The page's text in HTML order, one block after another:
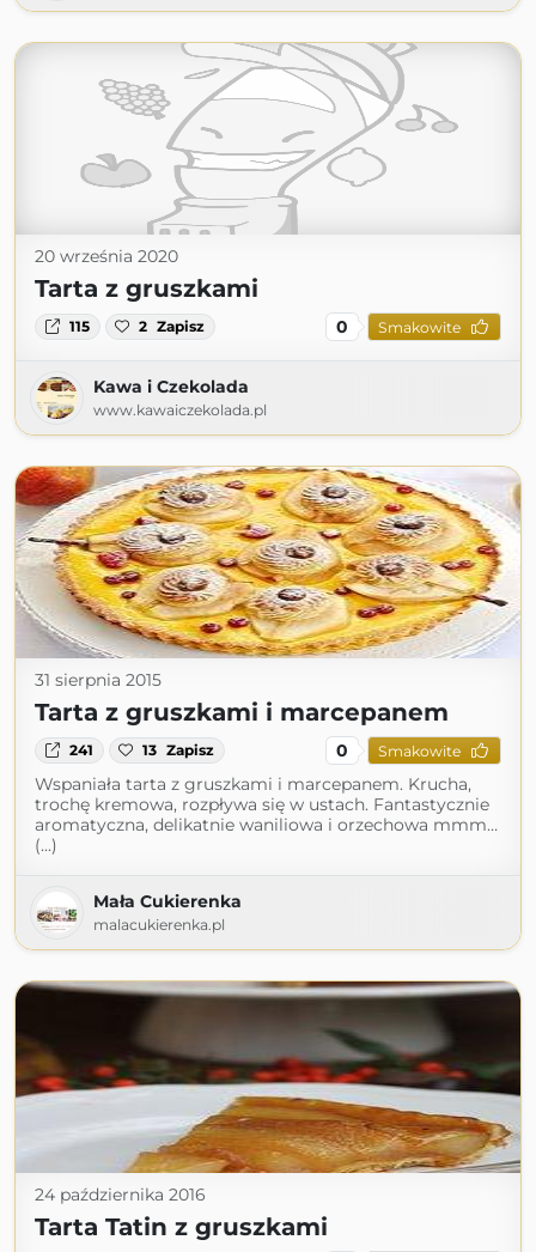
20 września 2020
Tarta z gruszkami
115 2 Zapisz 0 Smakowite
Kawa i Czekolada
www.kawaiczekolada.pl
31 sierpnia 2015
Tarta z gruszkami i marcepanem
241 13 Zapisz 0 Smakowite
Wspaniała tarta z gruszkami i marcepanem. Krucha,
trochę kremowa, rozpływa się w ustach. Fantastycznie
aromatyczna, delikatnie waniliowa i orzechowa mmm…
(...)
Mała Cukierenka
malacukierenka.pl
24 października 2016
Tarta Tatin z gruszkami